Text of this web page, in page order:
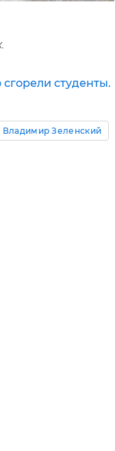
студенты.
Владимир Зеленский